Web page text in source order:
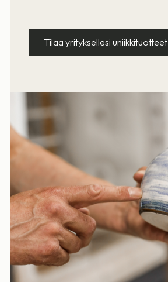
Tilaa yrityksellesi uniikkituotteet